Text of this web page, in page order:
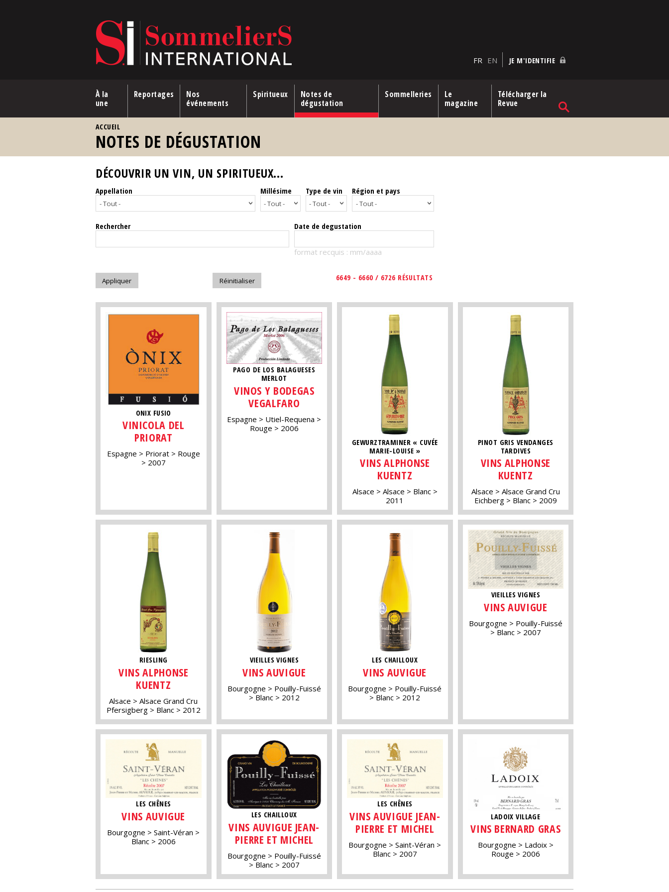
FR EN JE M'IDENTIFIE
À la
une
Reportages
Nos
événements
Spiritueux
Notes de
dégustation
Sommelleries
Le
magazine
Télécharger la
Revue
ACCUEIL
NOTES DE DÉGUSTATION
DÉCOUVRIR UN VIN, UN SPIRITUEUX...
Appellation Millésime Type de vin Région et pays
Rechercher Date de degustation
format recquis : mm/aaaa
6649 - 6660 / 6726 RÉSULTATS
ONIX FUSIO
VINICOLA DEL
PRIORAT
Espagne Priorat
Rouge
2007
PAGO DE LOS BALAGUESES
MERLOT
VINOS Y BODEGAS
VEGALFARO
Espagne
Utiel-Requena
Rouge
2006
GEWURZTRAMINER « CUVÉE
MARIE-LOUISE »
VINS ALPHONSE
KUENTZ
Alsace Alsace
Blanc
2011
PINOT GRIS VENDANGES
TARDIVES
VINS ALPHONSE
KUENTZ
Alsace
Alsace Grand Cru
Eichberg
Blanc 2009
RIESLING
VINS ALPHONSE
KUENTZ
Alsace
Alsace Grand Cru
Pfersigberg
Blanc 2012
VIEILLES VIGNES
VINS AUVIGUE
Bourgogne
Pouilly-Fuissé
Blanc
2012
LES CHAILLOUX
VINS AUVIGUE
Bourgogne
Pouilly-Fuissé
Blanc
2012
VIEILLES VIGNES
VINS AUVIGUE
Bourgogne
Pouilly-Fuissé
Blanc
2007
LES CHÊNES
VINS AUVIGUE
Bourgogne
Saint-Véran
Blanc
2006
LES CHAILLOUX
VINS AUVIGUE JEAN-
PIERRE ET MICHEL
Bourgogne
Pouilly-Fuissé
Blanc
2007
LES CHÊNES
VINS AUVIGUE JEAN-
PIERRE ET MICHEL
Bourgogne
Saint-Véran
Blanc
2007
LADOIX VILLAGE
VINS BERNARD GRAS
Bourgogne
Ladoix
Rouge
2006